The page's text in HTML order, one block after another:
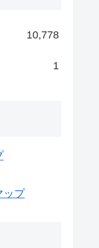
10,778
1
ップ